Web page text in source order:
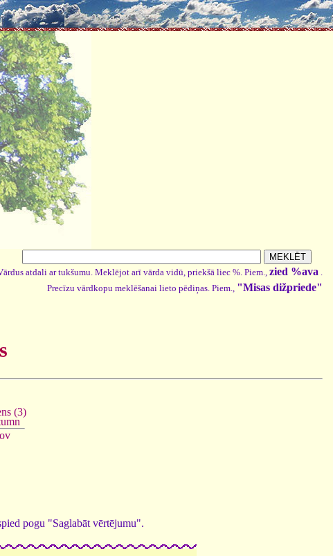
atdali ar tukšumu. Meklējot arī vārda vidū, priekšā liec %. Piem., zied %ava .
Precīzu vārdkopu meklēšanai lieto pēdiņas. Piem., "Misas dižpriede"
(3)
pogu "Saglabāt vērtējumu".